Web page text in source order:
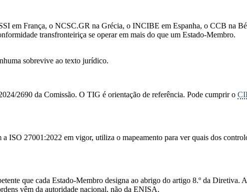
em França, o NCSC.GR na Grécia, o INCIBE em Espanha, o CCB na
transfronteiriça se operar em mais do que um Estado-Membro.
sobrevive ao texto jurídico.
2690 da Comissão. O TIG é orientação de referência. Pode cumprir o
ISO 27001:2022 em vigor, utiliza o mapeamento para ver quais dos
que cada Estado-Membro designa ao abrigo do artigo 8.º da Diretiva.
vêm da autoridade nacional, não da ENISA.